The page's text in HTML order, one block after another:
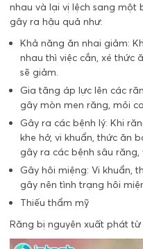
nhau và lại vị lệch sang một
gây ra hậu quả như:
Khả năng ăn nhai giảm:
nhau thì việc cắn, xé thức
sẽ giảm.
Gia tăng áp lực lên các
gây mòn men răng, mỏi
Gây ra các bệnh lý: Khi
khe hở, vi khuẩn, thức ăn
gây ra các bệnh sâu răng,
Gây hôi miệng: Vi khuẩn,
gây nên tình trạng hôi
Thiếu thẩm mỹ
Răng bị nguyên xuất phát